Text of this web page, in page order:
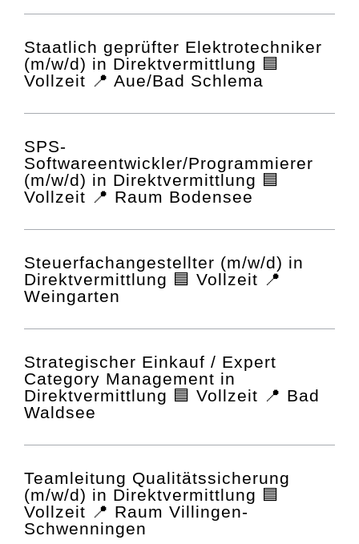
Staatlich geprüfter Elektrotechniker
(m/w/d) in Direktvermittlung 🟦
Vollzeit 📍 Aue/Bad Schlema
SPS-
Softwareentwickler/Programmierer
(m/w/d) in Direktvermittlung 🟦
Vollzeit 📍 Raum Bodensee
Steuerfachangestellter (m/w/d) in
Direktvermittlung 🟦 Vollzeit 📍
Weingarten
Strategischer Einkauf / Expert
Category Management in
Direktvermittlung 🟦 Vollzeit 📍 Bad
Waldsee
Teamleitung Qualitätssicherung
(m/w/d) in Direktvermittlung 🟦
Vollzeit 📍 Raum Villingen-
Schwenningen